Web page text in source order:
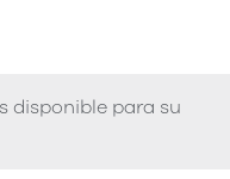
disponible para su